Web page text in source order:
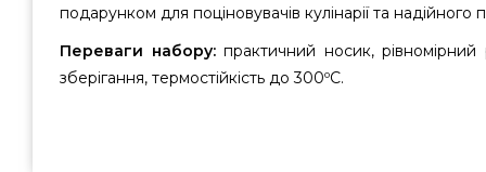
подарунком для поціновувачів кулінарії та надійного
Переваги набору:практичний носик, рівномірний
зберігання, термостійкість до 300ºC.